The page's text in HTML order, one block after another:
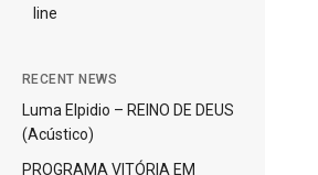
line
RECENT NEWS
Luma Elpidio – REINO DE DEUS
(Acústico)
PROGRAMA VITÓRIA EM